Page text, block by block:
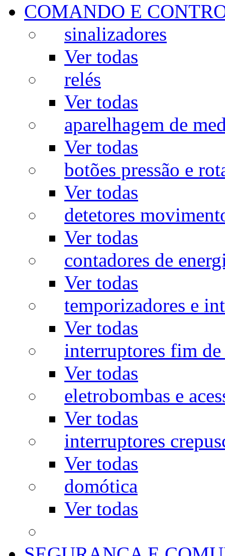
COMANDO E
sinalizadores
Ver todas
relés
Ver todas
aparelhagem de
Ver todas
botões pressão e
Ver todas
detetores
Ver todas
contadores de
Ver todas
temporizadores e
Ver todas
interruptores fim de
Ver todas
eletrobombas e
Ver todas
interruptores
Ver todas
domótica
Ver todas